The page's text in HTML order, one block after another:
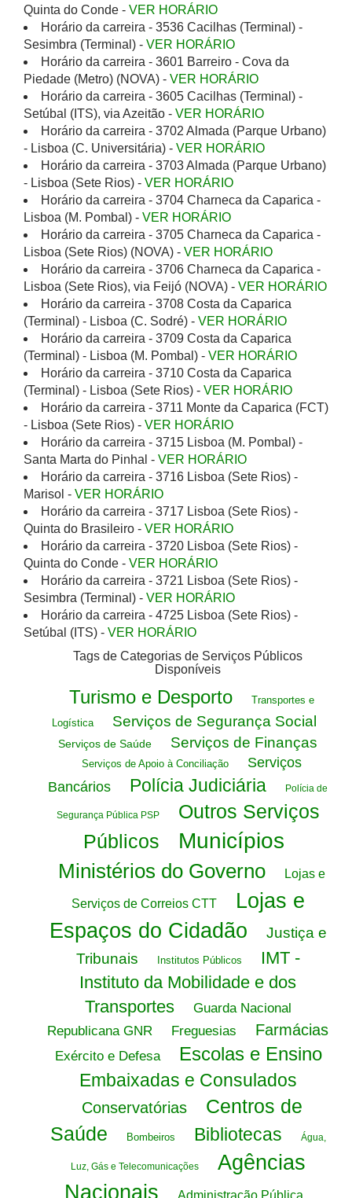
Quinta do Conde - VER HORÁRIO
Horário da carreira - 3536 Cacilhas (Terminal) -
Sesimbra (Terminal) - VER HORÁRIO
Horário da carreira - 3601 Barreiro - Cova da
Piedade (Metro) (NOVA) - VER HORÁRIO
Horário da carreira - 3605 Cacilhas (Terminal) -
Setúbal (ITS), via Azeitão - VER HORÁRIO
Horário da carreira - 3702 Almada (Parque Urbano)
- Lisboa (C. Universitária) - VER HORÁRIO
Horário da carreira - 3703 Almada (Parque Urbano)
- Lisboa (Sete Rios) - VER HORÁRIO
Horário da carreira - 3704 Charneca da Caparica -
Lisboa (M. Pombal) - VER HORÁRIO
Horário da carreira - 3705 Charneca da Caparica -
Lisboa (Sete Rios) (NOVA) - VER HORÁRIO
Horário da carreira - 3706 Charneca da Caparica -
Lisboa (Sete Rios), via Feijó (NOVA) - VER HORÁRIO
Horário da carreira - 3708 Costa da Caparica
(Terminal) - Lisboa (C. Sodré) - VER HORÁRIO
Horário da carreira - 3709 Costa da Caparica
(Terminal) - Lisboa (M. Pombal) - VER HORÁRIO
Horário da carreira - 3710 Costa da Caparica
(Terminal) - Lisboa (Sete Rios) - VER HORÁRIO
Horário da carreira - 3711 Monte da Caparica (FCT)
- Lisboa (Sete Rios) - VER HORÁRIO
Horário da carreira - 3715 Lisboa (M. Pombal) -
Santa Marta do Pinhal - VER HORÁRIO
Horário da carreira - 3716 Lisboa (Sete Rios) -
Marisol - VER HORÁRIO
Horário da carreira - 3717 Lisboa (Sete Rios) -
Quinta do Brasileiro - VER HORÁRIO
Horário da carreira - 3720 Lisboa (Sete Rios) -
Quinta do Conde - VER HORÁRIO
Horário da carreira - 3721 Lisboa (Sete Rios) -
Sesimbra (Terminal) - VER HORÁRIO
Horário da carreira - 4725 Lisboa (Sete Rios) -
Setúbal (ITS) - VER HORÁRIO
Tags de Categorias de Serviços Públicos
Disponíveis
Turismo e Desporto
Transportes e
Logística
Serviços de Segurança Social
Serviços de Saúde Serviços de Finanças
Serviços de Apoio à Conciliação
Serviços
Bancários
Polícia Judiciária Polícia de
Segurança Pública PSP
Outros Serviços
Públicos
Municípios
Ministérios do Governo Lojas e
Serviços de Correios CTT
Lojas e
Espaços do Cidadão
Justiça e
Tribunais
Institutos Públicos
IMT -
Instituto da Mobilidade e dos
Transportes
Guarda Nacional
Republicana GNR
Freguesias Farmácias
Exército e Defesa Escolas e Ensino
Embaixadas e Consulados
Conservatórias
Centros de
Saúde
Bombeiros Bibliotecas Água,
Luz, Gás e Telecomunicações
Agências
Nacionais
Administração Pública